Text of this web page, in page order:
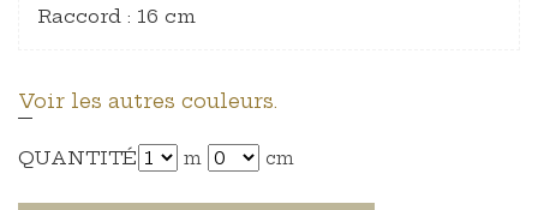
Raccord : 16 cm
Voir les autres couleurs.
QUANTITÉ m cm